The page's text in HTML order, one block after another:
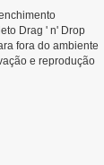
Drag ' n' Drop
fora do ambiente
e reprodução